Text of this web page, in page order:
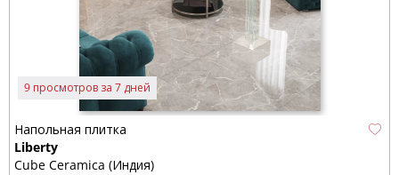
9 просмотров за 7 дней
Напольная плитка
Liberty
Cube Ceramica (Индия)